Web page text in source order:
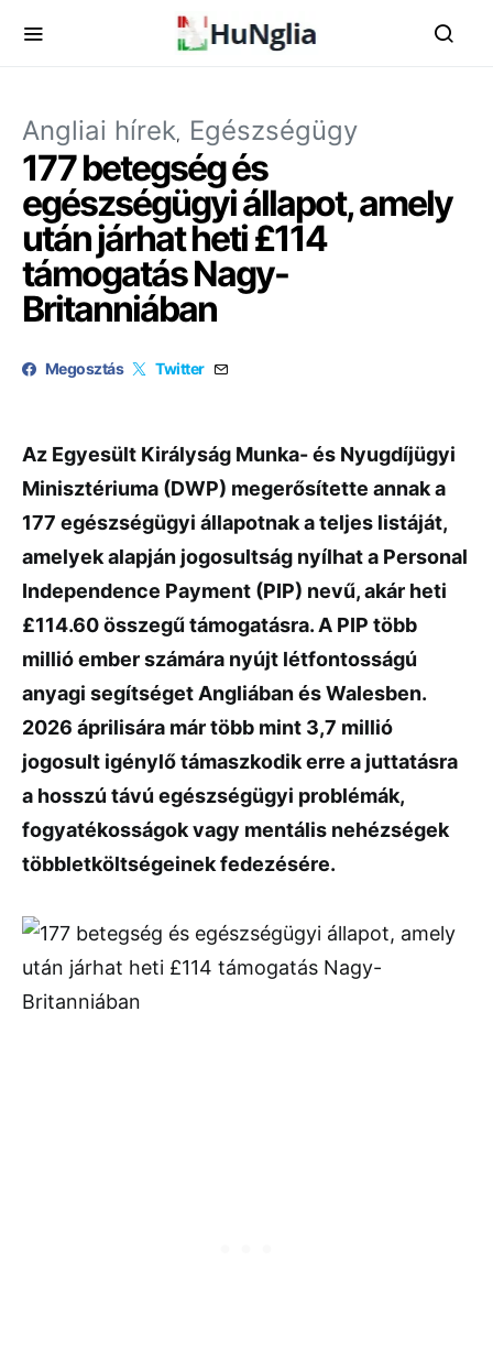
Angliai hírek Egészségügy
177 betegség és
egészségügyi állapot, amely
után járhat heti £114
támogatás Nagy-
Britanniában
Megosztás Twitter
Az Egyesült Királyság Munka- és Nyugdíjügyi
Minisztériuma (DWP) megerősítette annak a
177 egészségügyi állapotnak a teljes listáját,
amelyek alapján jogosultság nyílhat a Personal
Independence Payment (PIP) nevű, akár heti
£114.60 összegű támogatásra. A PIP több
millió ember számára nyújt létfontosságú
anyagi segítséget Angliában és Walesben.
2026 áprilisára már több mint 3,7 millió
jogosult igénylő támaszkodik erre a juttatásra
a hosszú távú egészségügyi problémák,
fogyatékosságok vagy mentális nehézségek
többletköltségeinek fedezésére.